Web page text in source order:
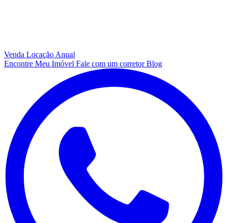
Venda Locação Anual
Encontre Meu Imóvel Fale com um corretorBlog